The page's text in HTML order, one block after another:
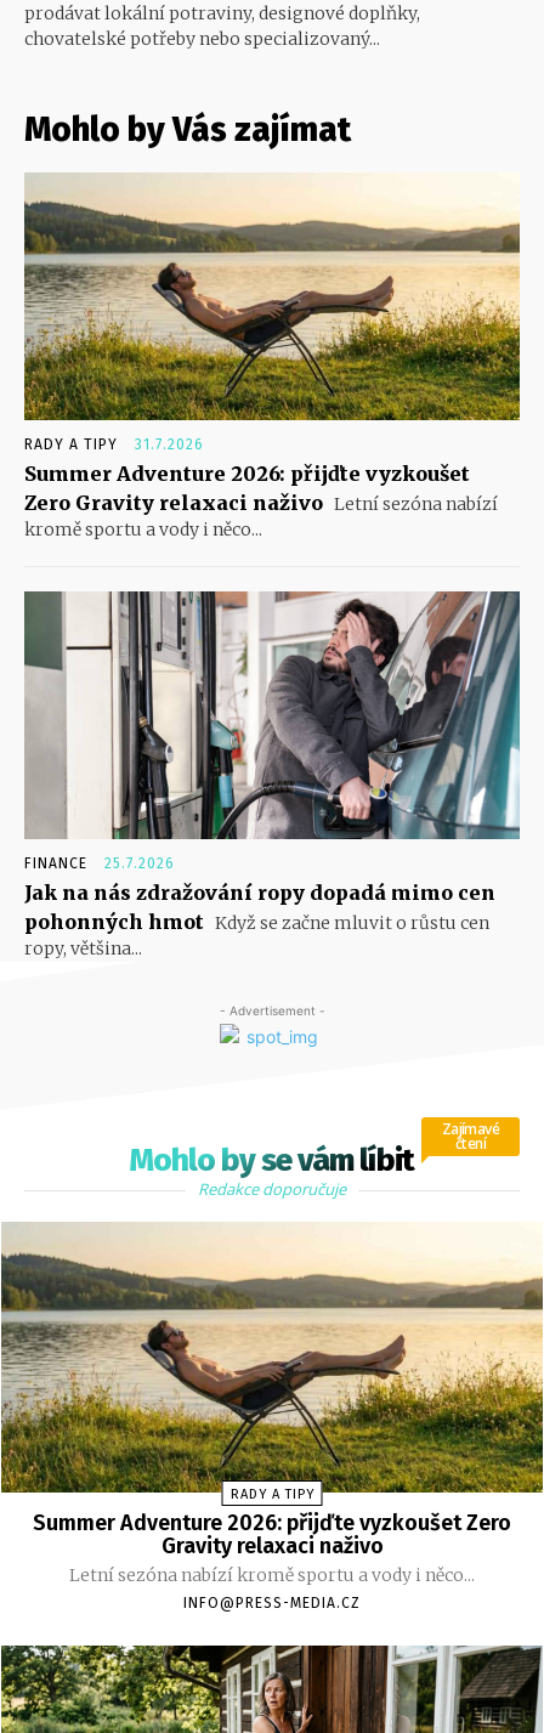
prodávat lokální potraviny, designové doplňky,
chovatelské potřeby nebo specializovaný...
Mohlo by Vás zajímat
RADY A TIPY 31.7.2026
Summer Adventure 2026: přijďte vyzkoušet
Zero Gravity relaxaci naživo Letní sezóna nabízí
kromě sportu a vody i něco...
FINANCE 25.7.2026
Jak na nás zdražování ropy dopadá mimo cen
pohonných hmot Když se začne mluvit o růstu cen
ropy, většina...
- Advertisement -
Mohlo by se vám líbit
Zajímavé
čtení
Redakce doporučuje
RADY A TIPY
Summer Adventure 2026: přijďte vyzkoušet Zero
Gravity relaxaci naživo
Letní sezóna nabízí kromě sportu a vody i něco...
INFO@PRESS-MEDIA.CZ